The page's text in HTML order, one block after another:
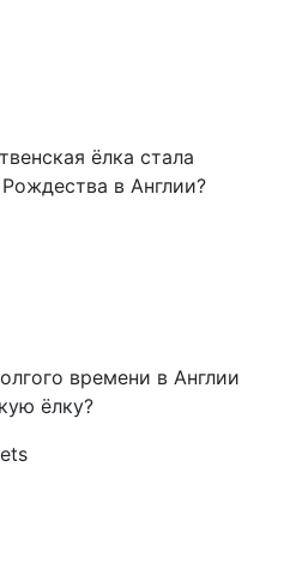
ёлка стала
в Англии?
времени в Англии
ёлку?